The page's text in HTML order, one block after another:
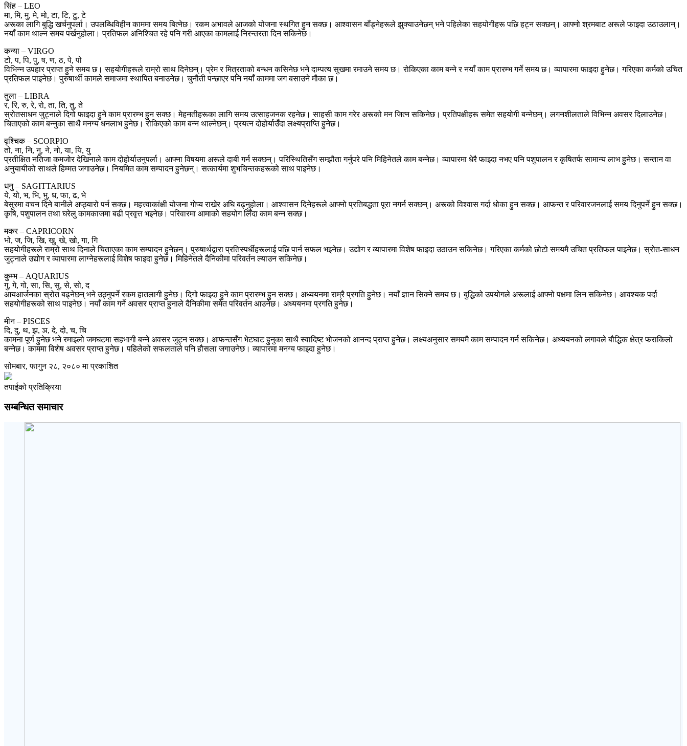
सिंह – LEO
मा, मि, मु, मे, मो, टा, टि, टु, टे
अरूका लागि बुद्धि खर्चनुपर्ला। उपलब्धिविहीन काममा समय बित्नेछ। रकम अभावले आजको योजना स्थगित हुन सक्छ। आश्वासन बाँड्नेहरूले झुक्याउनेछन् भने पहिलेका सहयोगीहरू पछि हट्न सक्छन्। आफ्नो श्रमबाट अरूले फाइदा उठाउलान्।
नयाँ काम थाल्न समय पर्खनुहोला। प्रतिफल अनिश्चित रहे पनि गरी आएका कामलाई निरन्तरता दिन सकिनेछ।
कन्या – VIRGO
टो, प, पि, पु, ष, ण, ठ, पे, पो
विभिन्न उपहार प्राप्त हुने समय छ। सहयोगीहरूले राम्रो साथ दिनेछन्। प्रेम र मित्रताको बन्धन कसिनेछ भने दाम्पत्य सुखमा रमाउने समय छ। रोकिएका काम बन्ने र नयाँ काम प्रारम्भ गर्ने समय छ। व्यापारमा फाइदा हुनेछ। गरिएका कर्मको उचित
प्रतिफल पाइनेछ। पुरुषार्थी कामले समाजमा स्थापित बनाउनेछ। चुनौती पन्छाएर पनि नयाँ काममा जग बसाउने मौका छ।
तुला – LIBRA
र, रि, रु, रे, रो, ता, ति, तु, ते
स्रोतसाधन जुट्नाले दिगो फाइदा हुने काम प्रारम्भ हुन सक्छ। मेहनतीहरूका लागि समय उत्साहजनक रहनेछ। साहसी काम गरेर अरूको मन जित्न सकिनेछ। प्रतिपक्षीहरू समेत सहयोगी बन्नेछन्। लगनशीलताले विभिन्न अवसर दिलाउनेछ।
चिताएको काम बन्नुका साथै मनग्य धनलाभ हुनेछ। रोकिएको काम बन्न थाल्नेछन्। प्रयत्न दोहोर्याउँदा लक्ष्यप्राप्ति हुनेछ।
वृश्चिक – SCORPIO
तो, ना, नि, नु, ने, नो, या, यि, यु
प्रतीक्षित नतिजा कमजोर देखिनाले काम दोहोर्याउनुपर्ला। आफ्ना विषयमा अरूले दाबी गर्न सक्छन्। परिस्थितिसँग सम्झौता गर्नुपरे पनि मिहिनेतले काम बन्नेछ। व्यापारमा धेरै फाइदा नभए पनि पशुपालन र कृषितर्फ सामान्य लाभ हुनेछ। सन्तान वा
अनुयायीको साथले हिम्मत जगाउनेछ। नियमित काम सम्पादन हुनेछन्। सत्कार्यमा शुभचिन्तकहरूको साथ पाइनेछ।
धनु – SAGITTARIUS
ये, यो, भ, भि, भु, ध, फा, ढ, भे
बेसुरमा वचन दिने बानीले अप्ठ्यारो पर्न सक्छ। महत्त्वाकांक्षी योजना गोप्य राखेर अघि बढ्नुहोला। आश्वासन दिनेहरूले आफ्नो प्रतिबद्धता पूरा नगर्न सक्छन्। अरूको विश्वास गर्दा धोका हुन सक्छ। आफन्त र परिवारजनलाई समय दिनुपर्ने हुन सक्छ।
कृषि, पशुपालन तथा घरेलु कामकाजमा बढी प्रवृत्त भइनेछ। परिवारमा आमाको सहयोग लिँदा काम बन्न सक्छ।
मकर – CAPRICORN
भो, ज, जि, खि, खु, खे, खो, गा, गि
सहयोगीहरूले राम्रो साथ दिनाले चिताएका काम सम्पादन हुनेछन्। पुरुषार्थद्वारा प्रतिस्पर्धीहरूलाई पछि पार्न सफल भइनेछ। उद्योग र व्यापारमा विशेष फाइदा उठाउन सकिनेछ। गरिएका कर्मको छोटो समयमै उचित प्रतिफल पाइनेछ। स्रोत-साधन
जुट्नाले उद्योग र व्यापारमा लाग्नेहरूलाई विशेष फाइदा हुनेछ। मिहिनेतले दैनिकीमा परिवर्तन ल्याउन सकिनेछ।
कुम्भ – AQUARIUS
गु, गे, गो, सा, सि, सु, से, सो, द
आयआर्जनका स्रोत बढ्नेछन् भने उठ्नुपर्ने रकम हातलागी हुनेछ। दिगो फाइदा हुने काम प्रारम्भ हुन सक्छ। अध्ययनमा राम्रै प्रगति हुनेछ। नयाँ ज्ञान सिक्ने समय छ। बुद्धिको उपयोगले अरूलाई आफ्नो पक्षमा लिन सकिनेछ। आवश्यक पर्दा
सहयोगीहरूको साथ पाइनेछ। नयाँ काम गर्ने अवसर प्राप्त हुनाले दैनिकीमा समेत परिवर्तन आउनेछ। अध्ययनमा प्रगति हुनेछ।
मीन – PISCES
दि, दु, थ, झ, ञ, दे, दो, च, चि
कामना पूर्ण हुनेछ भने रमाइलो जमघटमा सहभागी बन्ने अवसर जुट्न सक्छ। आफन्तसँग भेटघाट हुनुका साथै स्वादिष्ट भोजनको आनन्द प्राप्त हुनेछ। लक्ष्यअनुसार समयमै काम सम्पादन गर्न सकिनेछ। अध्ययनको लगावले बौद्धिक क्षेत्र फराकिलो
बन्नेछ। काममा विशेष अवसर प्राप्त हुनेछ। पहिलेको सफलताले पनि हौसला जगाउनेछ। व्यापारमा मनग्य फाइदा हुनेछ।
सोमबार, फागुन २८, २०८० मा प्रकाशित
तपाईको प्रतिक्रिया
सम्बन्धित समाचार